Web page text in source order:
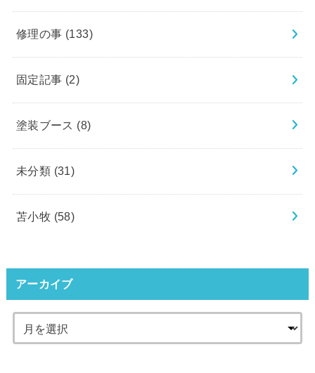
修理の事 (133)
固定記事 (2)
塗装ブース (8)
未分類 (31)
苫小牧 (58)
アーカイブ